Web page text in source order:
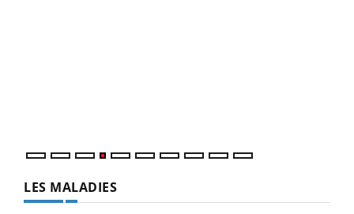
LES MALADIES